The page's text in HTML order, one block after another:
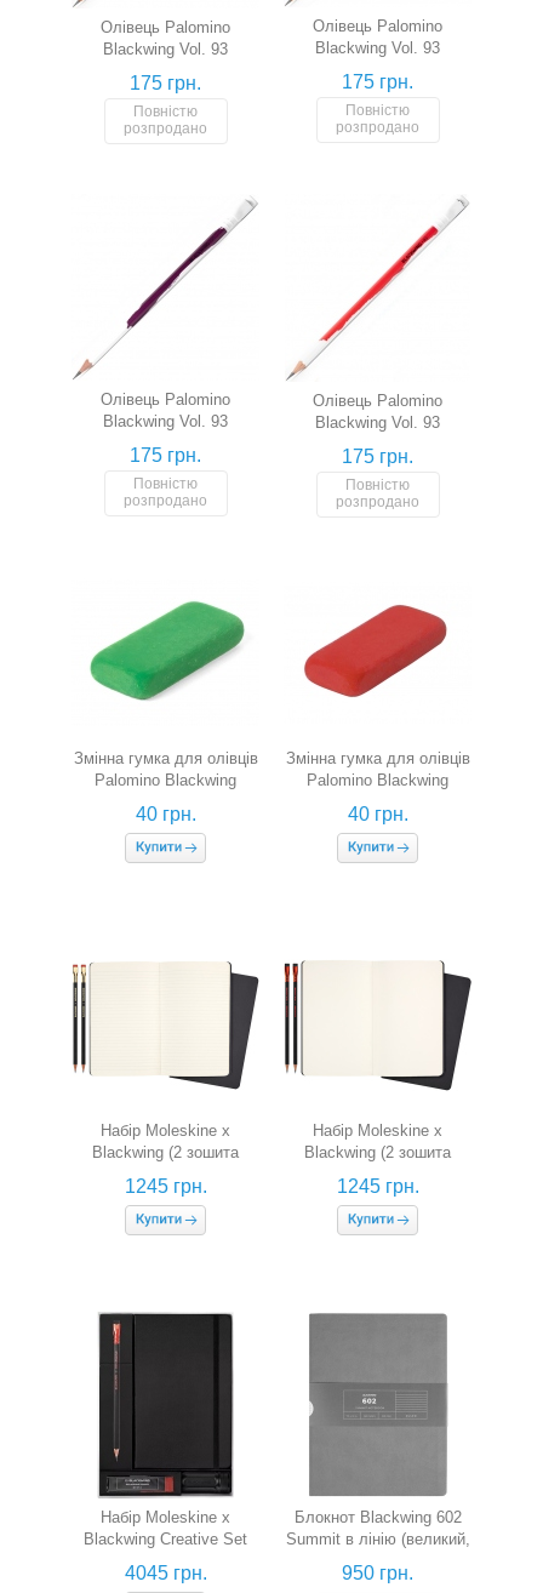
Олівець Palomino
Blackwing Vol. 93
(зелений)
175 грн.
Повністю
розпродано
Олівець Palomino
Blackwing Vol. 93
(помаранчевий)
175 грн.
Повністю
розпродано
Олівець Palomino
Blackwing Vol. 93
(фіолетовий)
175 грн.
Повністю
розпродано
Олівець Palomino
Blackwing Vol. 93
(червоний)
175 грн.
Повністю
розпродано
Змінна гумка для олівців
Palomino Blackwing
(зелена)
40 грн.
Змінна гумка для олівців
Palomino Blackwing
(червона)
40 грн.
Набір Moleskine x
Blackwing (2 зошита
Cahier в лінію + 2 олівця
HB)
1245 грн.
Набір Moleskine x
Blackwing (2 зошита
Cahier нелінований + 2
олівця HB)
1245 грн.
Набір Moleskine x
Blackwing Creative Set
(скетчбук + 12 олівці B +
точилка + 10 гумок)
4045 грн.
Блокнот Blackwing 602
Summit в лінію (великий,
графітовий)
950 грн.